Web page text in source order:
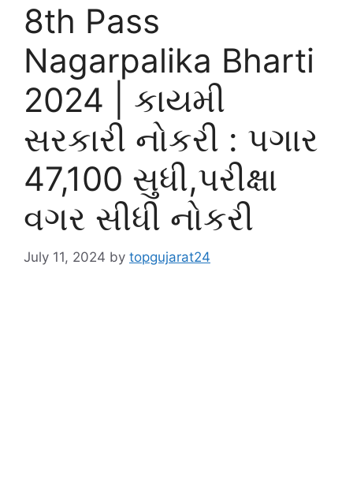
8th Pass
Nagarpalika Bharti
2024 | કાયમી
સરકારી નોકરી : પગાર
47,100 સુધી,પરીક્ષા
વગર સીધી નોકરી
July 11, 2024 by topgujarat24